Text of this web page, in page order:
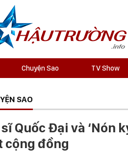
Chuyện Sao TV Show
SAO
sĩ Quốc Đại và ‘Nón
cộng đồng